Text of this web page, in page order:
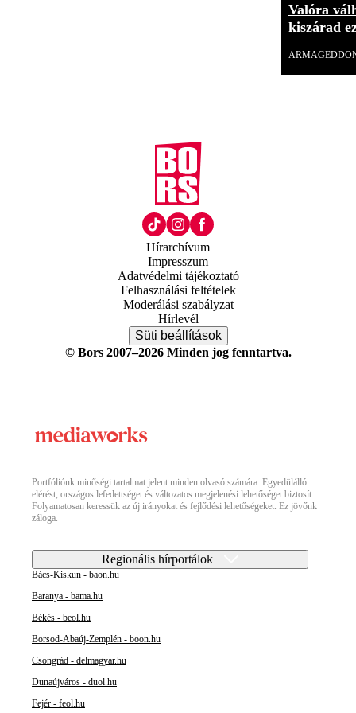
Valóra
kiszárad
Hírarchívum
Impresszum
Adatvédelmi tájékoztató
Felhasználási feltételek
Moderálási szabályzat
Hírlevél
Süti beállítások
© Bors 2007–2026 Minden jog fenntartva.
Portfóliónk minőségi tartalmat jelent minden olvasó számára. Egyedülálló
elérést, országos lefedettséget és változatos megjelenési lehetőséget biztosít.
Folyamatosan keressük az új irányokat és fejlődési lehetőségeket. Ez jövőnk
záloga.
Regionális hírportálok
Bács-Kiskun - baon.hu
Baranya - bama.hu
Békés - beol.hu
Borsod-Abaúj-Zemplén - boon.hu
Csongrád - delmagyar.hu
Dunaújváros - duol.hu
Fejér - feol.hu